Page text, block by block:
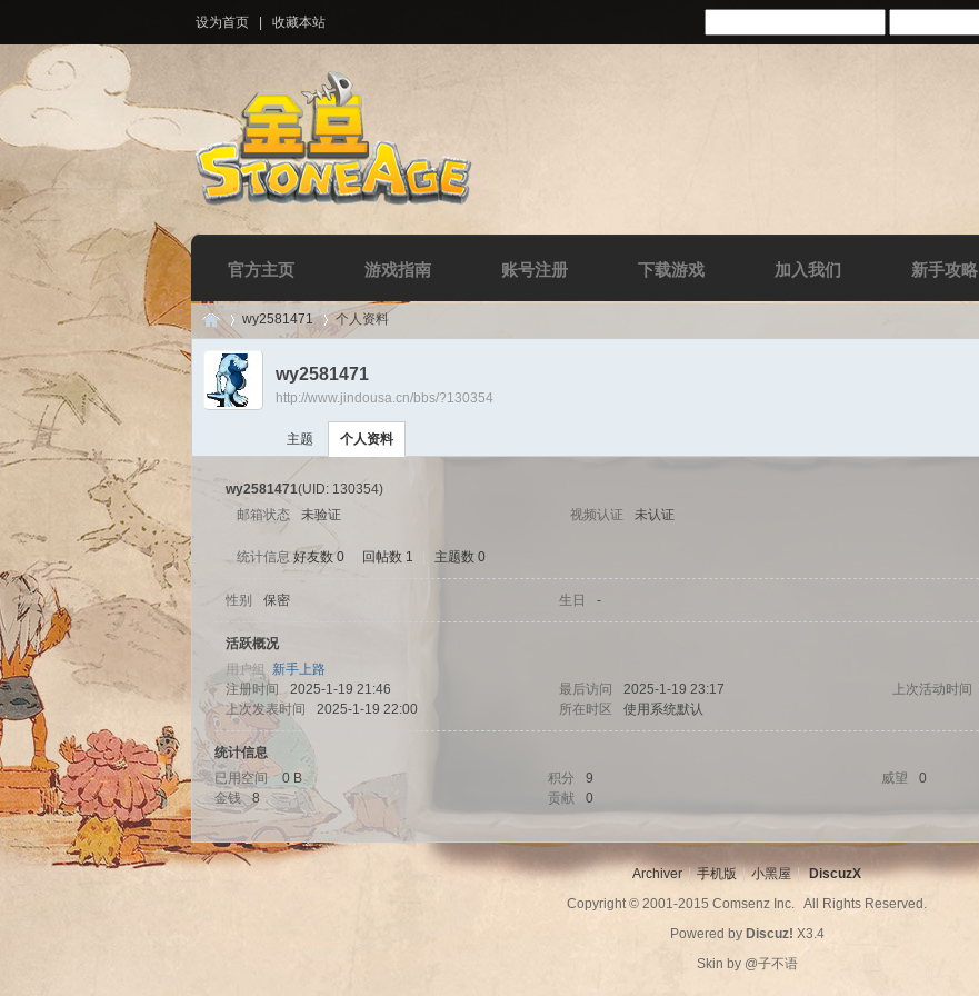
设为首页 收藏本站
官方主页 游戏指南 账号注册 下载游戏 加入我们 新手攻略
Di
uz!
›
wy2581471 个人资料
wy2581471
http://www.jindousa.cn/bbs/?130354
主题 个人资料
wy2581471(UID: 130354)
邮箱状态
未验证 视频认证 未认证
统计信息 好友数 0 回帖数 1 主题数 0
性别 保密 生日 -
活跃概况
用户组 新手上路
注册时间
2025-1-19 21:46 最后访问 2025-1-19 23:17 上次活动时间
上次发表时间
2025-1-19 22:00 所在时区 使用系统默认
统计信息
已用空间
0 B 积分 9 威望
0
金钱
8 贡献 0
Archiver | 手机版 | 小黑屋 | DiscuzX
Copyright © 2001-2015 Comsenz Inc. All Rights Reserved.
Powered by Discuz! X3.4
Skin by @子不语